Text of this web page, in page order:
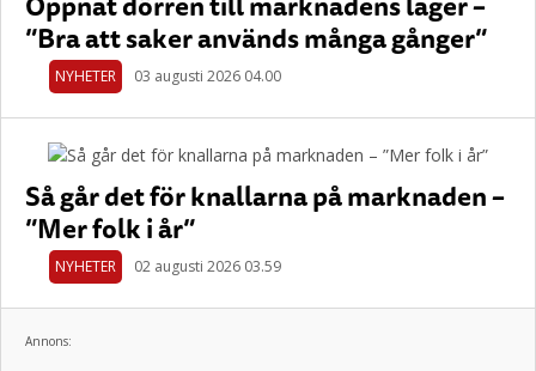
”Bra att saker används många gånger”
NYHETER 03 augusti 2026 04.00
Så går det för knallarna på marknaden –
”Mer folk i år”
NYHETER 02 augusti 2026 03.59
Annons: